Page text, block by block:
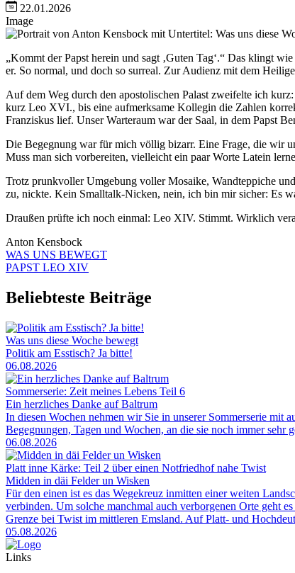
22.01.2026
Image
„Kommt der Papst herein und sagt ‚Guten Tag‘.“ Das klingt
er. So normal, und doch so surreal. Zur Audienz mit dem
Auf dem Weg durch den apostolischen Palast zweifelte ich
kurz Leo XVI., bis eine aufmerksame Kollegin die Zahlen
Franziskus lief. Unser Warteraum war der Saal, in dem Papst
Die Begegnung war für mich völlig bizarr. Eine Frage, die wir
Muss man sich vorbereiten, vielleicht ein paar Worte Latein
Trotz prunkvoller Umgebung voller Mosaike, Wandteppiche
zu, nickte. Kein Smalltalk-Nicken, nein, ich bin mir sicher: Es
Draußen prüfte ich noch einmal: Leo XIV. Stimmt. Wirklich
Anton Kensbock
WAS UNS BEWEGT
PAPST LEO XIV
Beliebteste Beiträge
Was uns diese Woche bewegt
Politik am Esstisch? Ja bitte!
06.08.2026
Sommerserie: Zeit meines Lebens Teil 6
Ein herzliches Danke auf Baltrum
In diesen Wochen nehmen wir Sie in unserer Sommerserie mit
Begegnungen, Tagen und Wochen, an die sie noch immer
06.08.2026
Platt inne Kärke: Teil 2 über einen Notfriedhof nahe Twist
Midden in däi Felder un Wisken
Für den einen ist es das Wegekreuz inmitten einer weiten
verbinden. Um solche manchmal auch verborgenen Orte geht
Grenze bei Twist im mittleren Emsland. Auf Platt- und
05.08.2026
Links